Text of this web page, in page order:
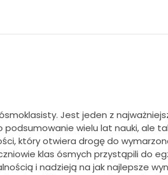
Jest jeden z
podsumowanie wielu lat nauki, ale
który otwiera drogę do
klas ósmych przystąpili do
i nadzieją na jak najlepsze